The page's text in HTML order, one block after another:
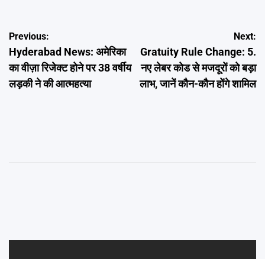
Post
navigation
Previous:
Hyderabad News: अमेरिका
का वीज़ा रिजेक्ट होने पर 38 वर्षीय
लड़की ने की आत्महत्या
Next:
Gratuity Rule Change: 5.
नए लेबर कोड से मजदूरों को बड़ा
लाभ, जानें कौन-कौन होंगे शामिल